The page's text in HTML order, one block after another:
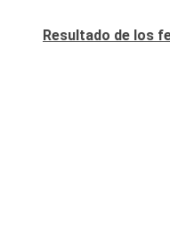
Resultado de los